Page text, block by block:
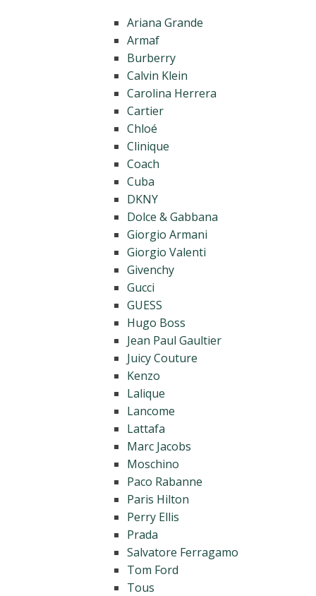
Ariana Grande
Armaf
Burberry
Calvin Klein
Carolina Herrera
Cartier
Chloé
Clinique
Coach
Cuba
DKNY
Dolce & Gabbana
Giorgio Armani
Giorgio Valenti
Givenchy
Gucci
GUESS
Hugo Boss
Jean Paul Gaultier
Juicy Couture
Kenzo
Lalique
Lancome
Lattafa
Marc Jacobs
Moschino
Paco Rabanne
Paris Hilton
Perry Ellis
Prada
Salvatore Ferragamo
Tom Ford
Tous